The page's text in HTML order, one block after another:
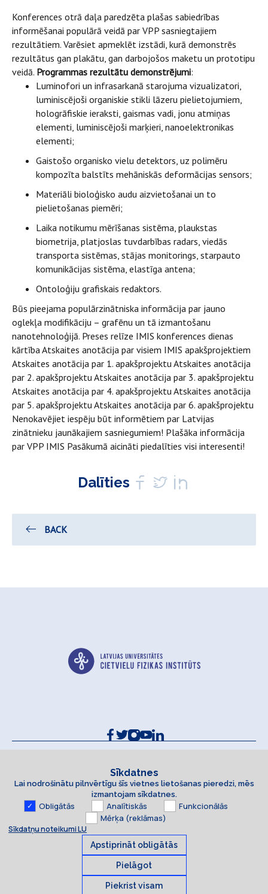
Konferences otrā daļa paredzēta plašas sabiedrības
informēšanai populārā veidā par VPP sasniegtajiem
rezultātiem. Varēsiet apmeklēt izstādi, kurā demonstrēs
rezultātus gan plakātu, gan darbojošos maketu un prototipu
veidā. Programmas rezultātu demonstrējumi:
Luminofori un infrasarkanā starojuma vizualizatori,
luminiscējoši organiskie stikli lāzeru pielietojumiem,
hologrāfiskie ieraksti, gaismas vadi, jonu atmiņas
elementi, luminiscējoši marķieri, nanoelektronikas
elementi;
Gaistošo organisko vielu detektors, uz polimēru
kompozīta balstīts mehāniskās deformācijas sensors;
Materiāli bioloģisko audu aizvietošanai un to
pielietošanas piemēri;
Laika notikumu mērīšanas sistēma, plaukstas
biometrija, platjoslas tuvdarbības radars, viedās
transporta sistēmas, stājas monitorings, starpauto
komunikācijas sistēma, elastīga antena;
Ontoloģiju grafiskais redaktors.
Būs pieejama populārzinātniska informācija par jauno
oglekļa modifikāciju – grafēnu un tā izmantošanu
nanotehnoloģijā. Preses relīze IMIS konferences dienas
kārtībaAtskaites anotācija par visiem IMIS apakšprojektiem
Atskaites anotācija par 1. apakšprojektuAtskaites anotācija
par 2. apakšprojektuAtskaites anotācija par 3. apakšprojektu
Atskaites anotācija par 4. apakšprojektuAtskaites anotācija
par 5. apakšprojektuAtskaites anotācija par 6. apakšprojektu
Nenokavējiet iespēju būt informētiem par Latvijas
zinātnieku jaunākajiem sasniegumiem! Plašāka informācija
par VPP IMIS Pasākumā aicināti piedalīties visi interesenti!
Dalīties
BACK
Kontakti un rekvizīti
Piekļūstamības paziņojums
Sīkdatnes
Lai nodrošinātu pilnvērtīgu šīs vietnes lietošanas pieredzi, mēs
izmantojam sīkdatnes.
Obligātās Analītiskās
Funkcionālās
Mērķa (reklāmas)
Sīkdatņu noteikumi LU
Apstiprināt obligātās
Pielāgot
Piekrist visam